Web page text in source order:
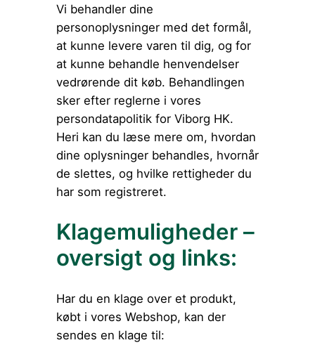
Vi behandler dine
personoplysninger med det formål,
at kunne levere varen til dig, og for
at kunne behandle henvendelser
vedrørende dit køb. Behandlingen
sker efter reglerne i vores
persondatapolitik for Viborg HK.
Heri kan du læse mere om, hvordan
dine oplysninger behandles, hvornår
de slettes, og hvilke rettigheder du
har som registreret.
Klagemuligheder –
oversigt og links:
Har du en klage over et produkt,
købt i vores Webshop, kan der
sendes en klage til: